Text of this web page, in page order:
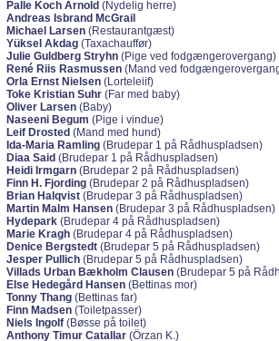
Palle Koch Arnold (Nydelig herre)
Andreas Isbrand McGrail
Michael Larsen (Restaurantgæst)
Yüksel Akdag (Taxachauffør)
Julie Guldberg Stryhn (Pige ved fodgængerovergang)
René Riis Rasmussen (Mand ved
Orla Ernst Nielsen (Lorteleiif)
Toke Kristian Suhr (Far med baby)
Oliver Larsen (Baby)
Naseeni Begum (Pige i vindue)
Leif Drosted (Mand med hund)
Ida-Maria Ramling (Brudepar 1 på Rådhuspladsen)
Diaa Said (Brudepar 1 på Rådhuspladsen)
Heidi Irmgarn (Brudepar 2 på Rådhuspladsen)
Finn H. Fjording (Brudepar 2 på Rådhuspladsen)
Brian Halqvist (Brudepar 3 på Rådhuspladsen)
Martin Malm Hansen (Brudepar 3 på Rådhuspladsen)
Hydepark (Brudepar 4 på Rådhuspladsen)
Marie Kragh (Brudepar 4 på Rådhuspladsen)
Denice Bergstedt (Brudepar 5 på Rådhuspladsen)
Jesper Pullich (Brudepar 5 på Rådhuspladsen)
Villads Urban Bækholm Clausen (Brudepar 5 på
Else Hedegård Hansen (Bettinas mor)
Tonny Thang (Bettinas far)
Finn Madsen (Toiletpasser)
Niels Ingolf (Bøsse på toilet)
Anthony Timur Catallar (Örzan K.)